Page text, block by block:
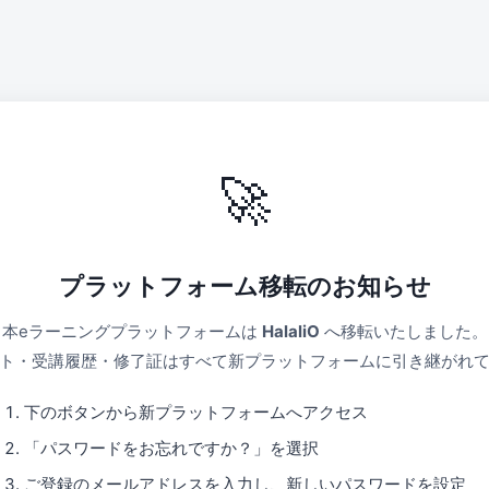
🚀
プラットフォーム移転のお知らせ
本eラーニングプラットフォームは HalaliO へ移転いたしました。
・受講履歴・修了証はすべて新プラットフォームに引き継がれて
下のボタンから新プラットフォームへアクセス
「パスワードをお忘れですか？」を選択
ご登録のメールアドレスを入力し、新しいパスワードを設定